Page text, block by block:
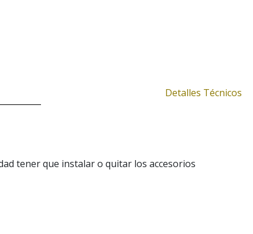
Detalles Técnicos
tener que instalar o quitar los accesorios